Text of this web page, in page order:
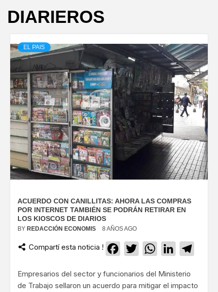
DIARIEROS
EL PAIS
ACUERDO CON CANILLITAS: AHORA LAS COMPRAS
POR INTERNET TAMBIÉN SE PODRÁN RETIRAR EN
LOS KIOSCOS DE DIARIOS
BY REDACCIÓN ECONOMIS 8 AÑOS AGO
Compartí esta noticia ! Facebook
TwitterWhatsApp
LinkedIn
Empresarios del sector y funcionarios del Ministerio
de Trabajo sellaron un acuerdo para mitigar el impacto